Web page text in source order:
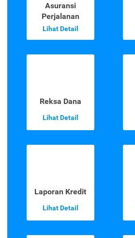
Asuransi
Perjalanan
Lihat Detail
Reksa Dana
Lihat Detail
Laporan Kredit
Lihat Detail